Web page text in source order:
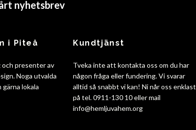
nyhetsbrev
i Piteå
och presenter av
Noga utvalda
lokala
Kundtjänst
Tveka inte att kontakta oss om du har
någon fråga eller fundering. Vi svarar
alltid så snabbt vi kan! Ni når oss enklast
på tel. 0911-130 10 eller mail
info@hemljuvahem.org